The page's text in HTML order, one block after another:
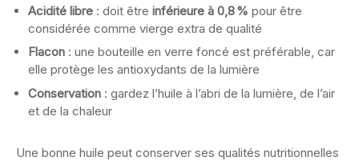
Acidité libre : doit être inférieure à 0,8 % pour être
considérée comme vierge extra de qualité
Flacon : une bouteille en verre foncé est préférable, car
elle protège les antioxydants de la lumière
Conservation : gardez l’huile à l’abri de la lumière, de l’air
et de la chaleur
Une bonne huile peut conserver ses qualités nutritionnelles